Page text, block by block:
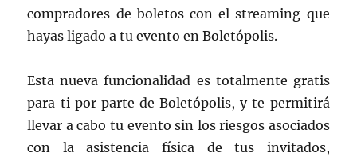
compradores de boletos con el streaming que
hayas ligado a tu evento en Boletópolis.
Esta nueva funcionalidad es totalmente gratis
para ti por parte de Boletópolis, y te permitirá
llevar a cabo tu evento sin los riesgos asociados
con la asistencia física de tus invitados,